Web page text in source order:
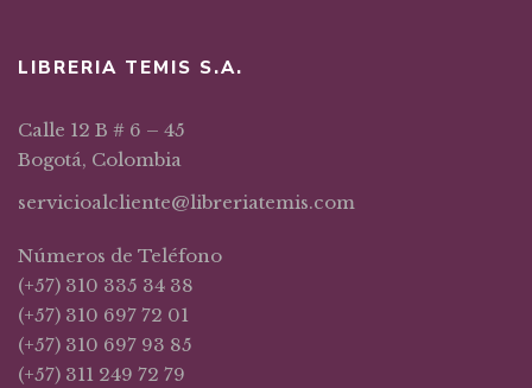
LIBRERIA TEMIS S.A.
Calle 12 B # 6 – 45
Bogotá, Colombia
servicioalcliente@libreriatemis.com
Números de Teléfono
(+57) 310 335 34 38
(+57) 310 697 72 01
(+57) 310 697 93 85
(+57) 311 249 72 79